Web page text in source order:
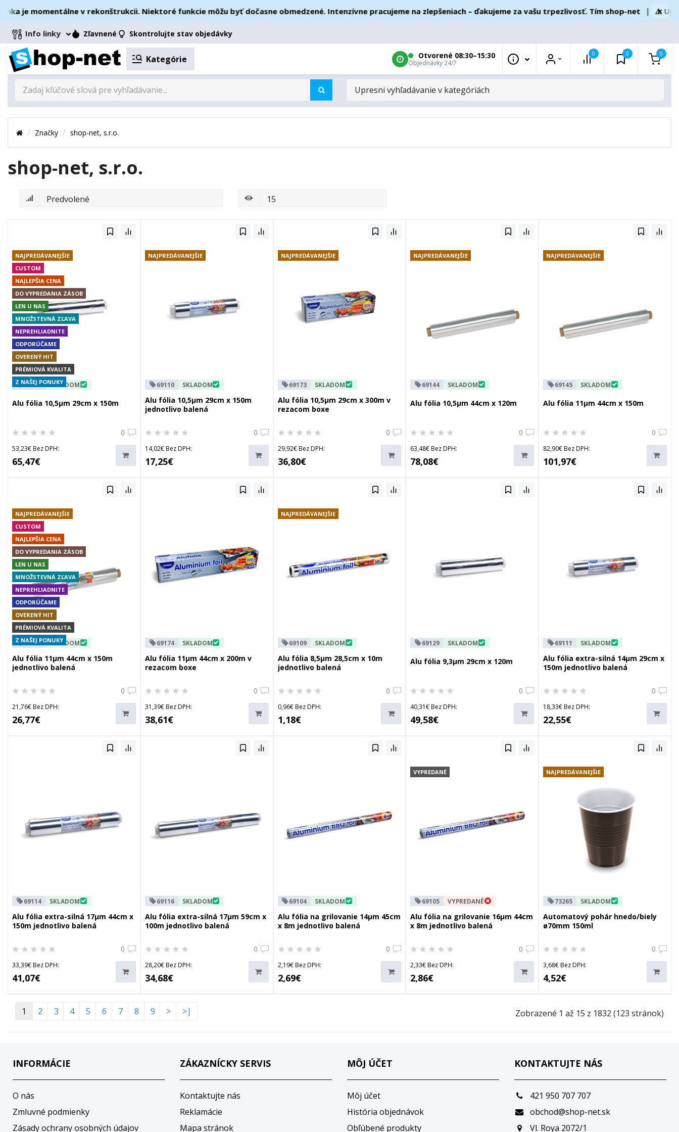
momentálne v rekonštrukcii. Niektoré funkcie môžu byť dočasne obmedzené. Intenzívne pracujeme na zlepšeniach – ďakujeme za vašu trpezlivosť. Tím shop-net❘⚠️ ×
Info linky Zľavnené Skontrolujte stav objedávky
Kategórie Otvorené 08:30–15:30
Objednávky 24/7
0 0 0
UPRESNI
VYHĽADÁVANIE
Značky shop-net, s.r.o.
shop-net, s.r.o.
NAJPREDÁVANEJŠIE
CUSTOM
NAJLEPŠIA CENA
DO VYPREDANIA ZÁSOB
LEN U NAS
MNOŽSTEVNÁ ZĽAVA
NEPREHLIADNITE
ODPORÚČAME
OVERENÝ HIT
PRÉMIOVÁ KVALITA
Z NAŠEJ PONUKY
69130 SKLADOM
Alu fólia 10,5µm 29cm x 150m
0
53,23€ Bez DPH:
65,47€
NAJPREDÁVANEJŠIE
69110 SKLADOM
Alu fólia 10,5µm 29cm x 150m
jednotlivo balená
0
14,02€ Bez DPH:
17,25€
NAJPREDÁVANEJŠIE
69173 SKLADOM
Alu fólia 10,5µm 29cm x 300m v
rezacom boxe
0
29,92€ Bez DPH:
36,80€
NAJPREDÁVANEJŠIE
69144 SKLADOM
Alu fólia 10,5µm 44cm x 120m
0
63,48€ Bez DPH:
78,08€
NAJPREDÁVANEJŠIE
69145 SKLADOM
Alu fólia 11µm 44cm x 150m
0
82,90€ Bez DPH:
101,97€
NAJPREDÁVANEJŠIE
CUSTOM
NAJLEPŠIA CENA
DO VYPREDANIA ZÁSOB
LEN U NAS
MNOŽSTEVNÁ ZĽAVA
NEPREHLIADNITE
ODPORÚČAME
OVERENÝ HIT
PRÉMIOVÁ KVALITA
Z NAŠEJ PONUKY
69115 SKLADOM
Alu fólia 11µm 44cm x 150m
jednotlivo balená
0
21,76€ Bez DPH:
26,77€
69174 SKLADOM
Alu fólia 11µm 44cm x 200m v
rezacom boxe
0
31,39€ Bez DPH:
38,61€
NAJPREDÁVANEJŠIE
69109 SKLADOM
Alu fólia 8,5µm 28,5cm x 10m
jednotlivo balená
0
0,96€ Bez DPH:
1,18€
69129 SKLADOM
Alu fólia 9,3µm 29cm x 120m
0
40,31€ Bez DPH:
49,58€
69111 SKLADOM
Alu fólia extra-silná 14µm 29cm x
150m jednotlivo balená
0
18,33€ Bez DPH:
22,55€
69114 SKLADOM
Alu fólia extra-silná 17µm 44cm x
150m jednotlivo balená
0
33,39€ Bez DPH:
41,07€
69116 SKLADOM
Alu fólia extra-silná 17µm 59cm x
100m jednotlivo balená
0
28,20€ Bez DPH:
34,68€
69104 SKLADOM
Alu fólia na grilovanie 14µm 45cm
x 8m jednotlivo balená
0
2,19€ Bez DPH:
2,69€
VYPREDANÉ
69105 VYPREDANÉ
Alu fólia na grilovanie 16µm 44cm
x 8m jednotlivo balená
0
2,33€ Bez DPH:
2,86€
NAJPREDÁVANEJŠIE
73265 SKLADOM
Automatový pohár hnedo/biely
ø70mm 150ml
0
3,68€ Bez DPH:
4,52€
1 2 3 4 5 6 7 8 9 > >| Zobrazené 1 až 15 z 1832 (123 stránok)
INFORMÁCIE
O nás
Zmluvné podmienky
Zásady ochrany osobných údajov
ZÁKAZNÍCKY SERVIS
Kontaktujte nás
Reklamácie
Mapa stránok
MÔJ ÚČET
Môj účet
História objednávok
Obľúbené produkty
KONTAKTUJTE NÁS
421 950 707 707
obchod@shop-net.sk
Vl. Roya 2072/1